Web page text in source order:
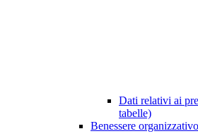
Dati relativi ai
tabelle)
Benessere organizzativo